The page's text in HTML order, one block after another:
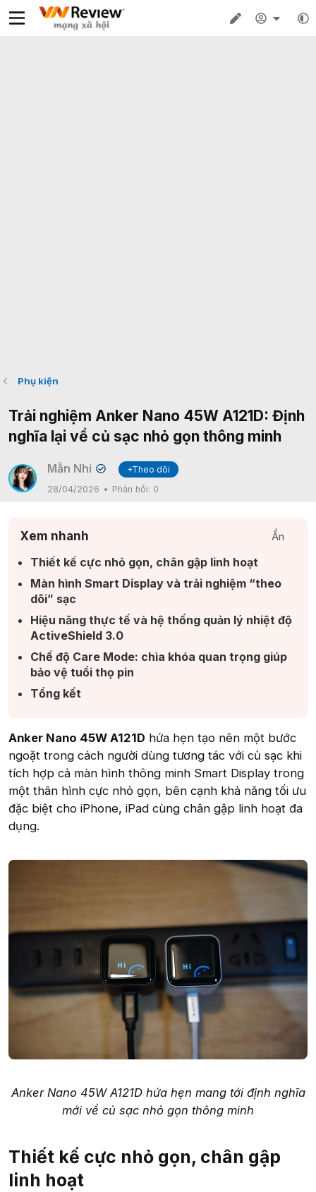
Phụ kiện
Trải nghiệm Anker Nano 45W A121D: Định
nghĩa lại về củ sạc nhỏ gọn thông minh
Mẫn Nhi ✔
+Theo dõi
28/04/2026
Phản hồi: 0
Xem nhanh Ẩn
Thiết kế cực nhỏ gọn, chân gập linh hoạt ​
Màn hình Smart Display và trải nghiệm “theo
dõi” sạc​
Hiệu năng thực tế và hệ thống quản lý nhiệt độ
ActiveShield 3.0​
Chế độ Care Mode: chìa khóa quan trọng giúp
bảo vệ tuổi thọ pin​
Tổng kết​
Anker Nano 45W A121D hứa hẹn tạo nên một bước
ngoặt trong cách người dùng tương tác với củ sạc khi
tích hợp cả màn hình thông minh Smart Display trong
một thân hình cực nhỏ gọn, bên cạnh khả năng tối ưu
đặc biệt cho iPhone, iPad cùng chân gập linh hoạt đa
dụng.
Anker Nano 45W A121D hứa hẹn mang tới định nghĩa
mới về củ sạc nhỏ gọn thông minh
Thiết kế cực nhỏ gọn, chân gập
linh hoạt